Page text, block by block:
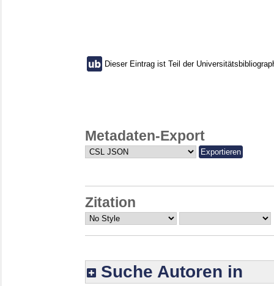
Dieser Eintrag ist Teil der
Metadaten-Export
Zitation
Suche Autoren in